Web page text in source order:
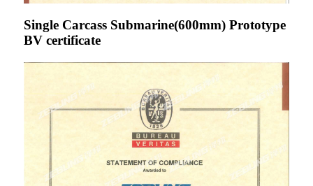
Single Carcass Submarine(600mm) Prototype
BV certificate